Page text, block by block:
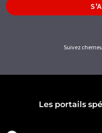
Suivez
Les portails